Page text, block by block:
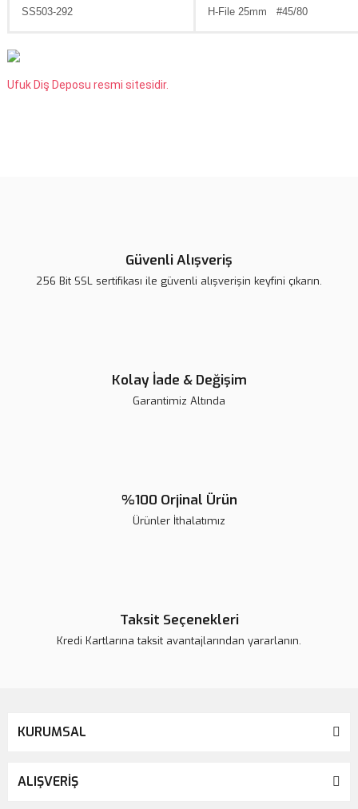
SS503-292 H-File 25mm #45/80
Ufuk Diş Deposu resmi sitesidir.
Güvenli Alışveriş
256 Bit SSL sertifikası ile güvenli alışverişin keyfini çıkarın.
Kolay İade & Değişim
Garantimiz Altında
%100 Orjinal Ürün
Ürünler İthalatımız
Taksit Seçenekleri
Kredi Kartlarına taksit avantajlarından yararlanın.
KURUMSAL
ALIŞVERİŞ